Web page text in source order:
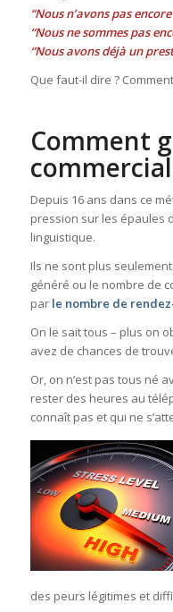
“Nous n’avons pas
“Nous ne sommes pas
“Nous avons déjà un
Que faut-il dire ?
Comment
Depuis 16 ans dans ce
pression sur les épaules
linguistique.
Ils ne sont plus
généré ou le nombre de
par le nombre de
On le sait tous – plus on
avez de chances de
Or, on n’est pas tous né
rester des heures au
connaît pas et qui ne
des peurs légitimes et